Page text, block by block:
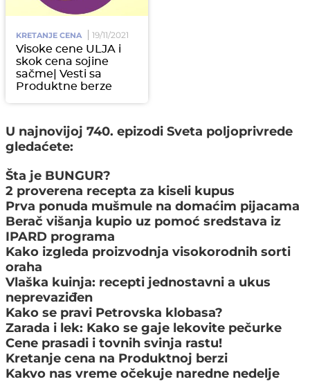
KRETANJE CENA 19/11/2021
Visoke cene ULJA i
skok cena sojine
sačme| Vesti sa
Produktne berze
U najnovijoj 740. epizodi Sveta poljoprivrede
gledaćete:
Šta je BUNGUR?
2 proverena recepta za kiseli kupus
Prva ponuda mušmule na domaćim pijacama
Berač višanja kupio uz pomoć sredstava iz
IPARD programa
Kako izgleda proizvodnja visokorodnih sorti
oraha
Vlaška kuinja: recepti jednostavni a ukus
neprevaziđen
Kako se pravi Petrovska klobasa?
Zarada i lek: Kako se gaje lekovite pečurke
Cene prasadi i tovnih svinja rastu!
Kretanje cena na Produktnoj berzi
Kakvo nas vreme očekuje naredne nedelje